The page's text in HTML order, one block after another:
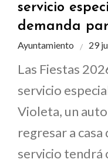
servicio
demanda
Ayuntamiento 29
Las Fiestas
servicio
Violeta, un
regresar a
servicio tendrá